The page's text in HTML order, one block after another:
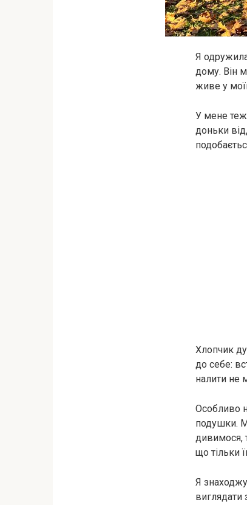
Я
дому. Він
живе у
У мене теж
доньки
Хлопчик
до себе:
налити не
Особливо
подушки.
дивимося,
що тільки
Я
виглядати